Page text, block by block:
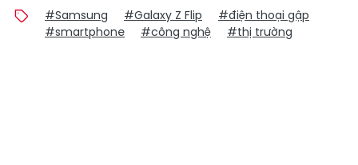
#Samsung #Galaxy Z Flip
#điện thoại gập
#smartphone
#công nghệ #thị trường